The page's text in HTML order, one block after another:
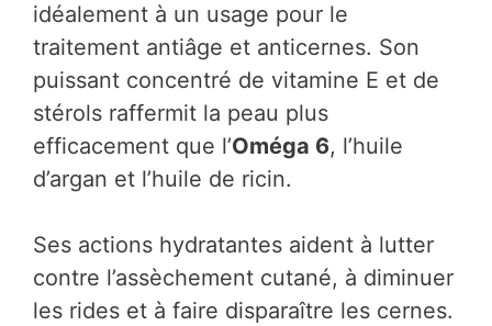
idéalement à un usage pour le
traitement antiâge et anticernes. Son
puissant concentré de vitamine E et de
stérols raffermit la peau plus
efficacement que l’Oméga 6, l’huile
d’argan et l’huile de ricin.
Ses actions hydratantes aident à lutter
contre l’assèchement cutané, à diminuer
les rides et à faire disparaître les cernes.